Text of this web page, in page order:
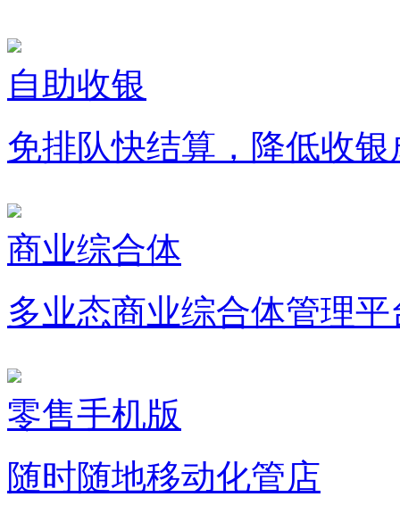
自助收银
免排队快结算，降低收银
商业综合体
多业态商业综合体管理平
零售手机版
随时随地移动化管店